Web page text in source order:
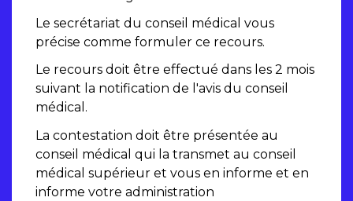
Le secrétariat du conseil médical vous
précise comme formuler ce recours.
Le recours doit être effectué dans les 2 mois
suivant la notification de l'avis du conseil
médical.
La contestation doit être présentée au
conseil médical qui la transmet au conseil
médical supérieur et vous en informe et en
informe votre administration